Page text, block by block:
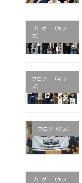
ブログ （キッ
ズ）
ブログ （キッ
ズ）
ブログ（ジム）
ブログ （キッ